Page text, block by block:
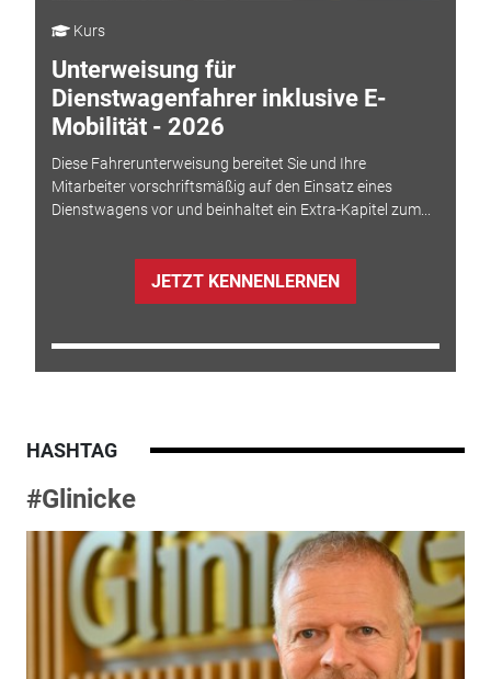
Kurs
Unterweisung für
Dienstwagenfahrer inklusive E-
Mobilität - 2026
Diese Fahrerunterweisung bereitet Sie und Ihre
Mitarbeiter vorschriftsmäßig auf den Einsatz eines
Dienstwagens vor und beinhaltet ein Extra-Kapitel zum...
JETZT KENNENLERNEN
HASHTAG
#Glinicke